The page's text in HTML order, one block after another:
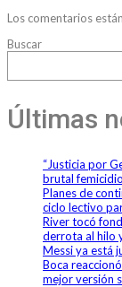
Los comentarios
Buscar
Últimas
“Justicia por
brutal
Planes de
ciclo lectivo
River tocó
derrota al hilo
Messi ya está
Boca
mejor versión